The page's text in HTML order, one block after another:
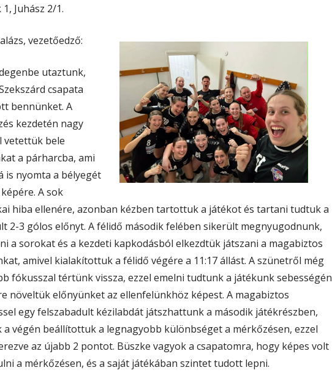
Juhász 2/1.
vezetőedző:
utaztunk,
csapata
bennünket. A
kezdetén nagy
vetettük bele
a párharcba, ami
is nyomta a bélyegét
A sok
hiba ellenére, azonban kézben tartottuk a játékot és tartani tudtuk a
2-3 gólos előnyt. A félidő második felében sikerült megnyugodnunk,
a sorokat és a kezdeti kapkodásból elkezdtük játszani a magabiztos
amivel kialakítottuk a félidő végére a 11:17 állást. A szünetről még
fókusszal tértünk vissza, ezzel emelni tudtunk a játékunk sebességén
növeltük előnyünket az ellenfelünkhöz képest. A magabiztos
egy felszabadult kézilabdát játszhattunk a második játékrészben,
a végén beállítottuk a legnagyobb különbséget a mérkőzésen, ezzel
az újabb 2 pontot. Büszke vagyok a csapatomra, hogy képes volt
a mérkőzésen, és a saját játékában szintet tudott lepni.